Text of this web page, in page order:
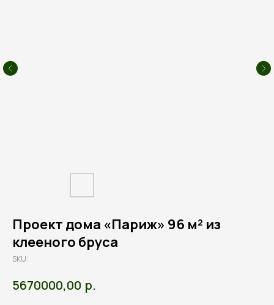
Проект дома «Париж» 96 м² из
клееного бруса
SKU:
5670000,00 р.